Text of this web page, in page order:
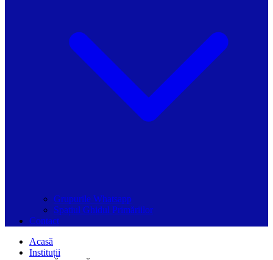
Grupurile Whatsapp
Spațiul Ghidul Primăriilor
Contact
Acasă
Instituții